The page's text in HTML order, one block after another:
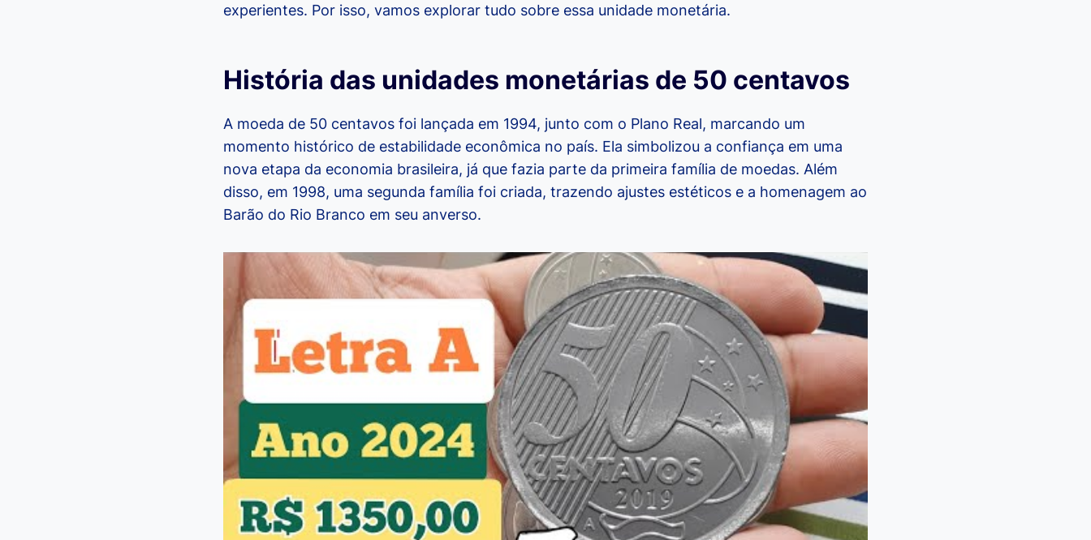
experientes. Por isso, vamos explorar tudo sobre essa unidade monetária.
História das unidades monetárias de 50 centavos
A moeda de 50 centavos foi lançada em 1994, junto com o Plano Real, marcando um
momento histórico de estabilidade econômica no país. Ela simbolizou a confiança em uma
nova etapa da economia brasileira, já que fazia parte da primeira família de moedas. Além
disso, em 1998, uma segunda família foi criada, trazendo ajustes estéticos e a homenagem ao
Barão do Rio Branco em seu anverso.